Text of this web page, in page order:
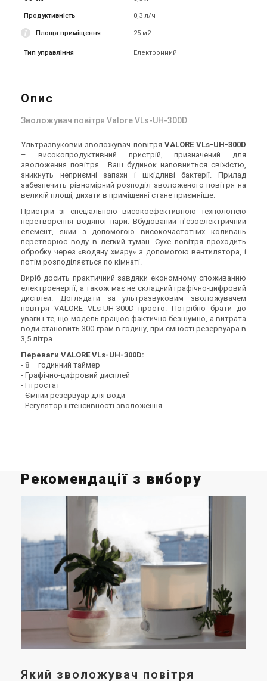
Ультразвуковий зволожувач
Ультразвуковий зволожувач
Китай
Ультразвуковий зволожувач
повітря Wild Wind S-210BL
Ціна
890 грн
Купити
Китай
Ультразвуковий зволожувач
повітря Ballu UHB-910H
Water sky
Ціна
Ціна за запитом
Купити
Знятий з виробництва
Залишити відгук
Ультразвуковий зволожувач
повітря Boneco 7131
Ціна
Ціна за запитом
Купити
(2)
Зволожувач повітря для
Купити
Зволожувач повітря для
дитячої Air-o-Swiss U600
Ціна
Ціна за запитом
Купити
повітря Air-o-Swiss U7142
Ціна за запитом
Купити
Знятий з виробництва
Залишити відгук
Продуктивність 0,3 л/ч
Площа приміщення 25 м2
Тип управління Електронний
Опис
Зволожувач повітря Valore VLs-UH-300D
Ультразвуковий зволожувач повітря VALORE VLs-UH-300D
– високопродуктивний пристрій, призначений для
зволоження повітря . Ваш будинок наповниться свіжістю,
зникнуть неприємні запахи і шкідливі бактерії. Прилад
забезпечить рівномірний розподіл зволоженого повітря на
великій площі, дихати в приміщенні стане приємніше.
Пристрій зі спеціальною високоефективною технологією
перетворення водяної пари. Вбудований п'єзоелектричний
елемент, який з допомогою високочастотних коливань
перетворює воду в легкий туман. Сухе повітря проходить
обробку через «водяну хмару» з допомогою вентилятора, і
потім розподіляється по кімнаті.
Виріб досить практичний завдяки економному споживанню
електроенергії, а також має не складний графічно-цифровий
дисплей. Доглядати за ультразвуковим зволожувачем
повітря VALORE VLs-UH-300D просто. Потрібно брати до
уваги і те, що модель працює фактично безшумно, а витрата
води становить 300 грам в годину, при ємності резервуара в
3,5 літра.
Переваги VALORE VLs-UH-300D:
- 8 – годинний таймер
- Графічно-цифровий дисплей
- Гігростат
- Ємний резервуар для води
- Регулятор інтенсивності зволоження
Рекомендації з вибору
Який зволожувач повітря